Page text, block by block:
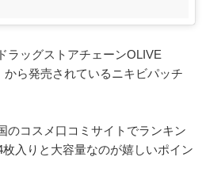
ラッグストアチェーンOLIVE
ら発売されているニキビパッチ
のコスメ口コミサイトでランキン
入りと大容量なのが嬉しいポイン